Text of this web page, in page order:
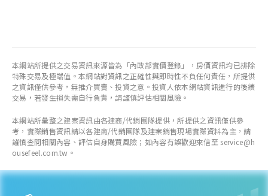
本網站所提供之交易資訊來源皆為「內政部實價登錄」，房價資訊均已排除
特殊交易及極端值。本網站對資訊之正確性與即時性不負任何責任，所提供
之資訊僅供參考，無推介買賣、投資之意。投資人依本網站資訊進行的後續
交易，若發生損失需自行負責，請謹慎評估相關風險。
本網站所彙整之建案資訊由各建商/代銷團隊提供，所提供之資訊僅供參
考，實際銷售資訊請以各建商/代銷團隊及建案銷售現場實際資料為主，請
謹慎查閱相關內容、評估自身購買風險；如內容有誤歡迎來信至 service@h
ousefeel.com.tw。